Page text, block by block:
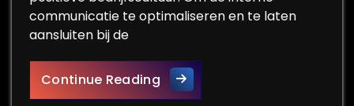
communicatie te optimaliseren en te laten
aansluiten bij de
Continue ReadingOptimalisatie van Interne